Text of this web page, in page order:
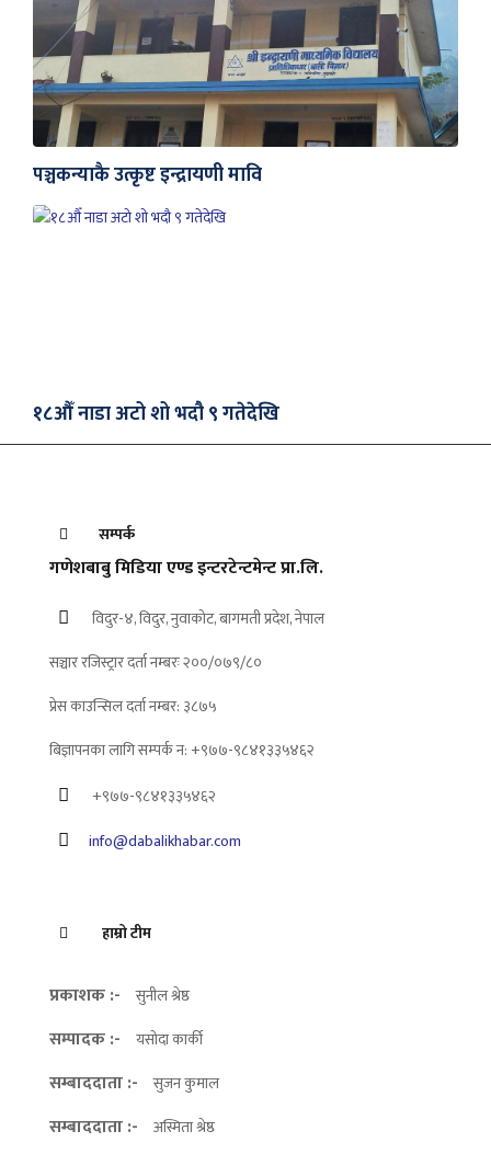
पञ्चकन्याकै उत्कृष्ट इन्द्रायणी मावि
१८औँ नाडा अटो शो भदौ ९ गतेदेखि
सम्पर्क
गणेशबाबु मिडिया एण्ड इन्टरटेन्टमेन्ट प्रा.लि.
विदुर-४, विदुर, नुवाकोट, बागमती प्रदेश, नेपाल
सञ्चार रजिस्ट्रार दर्ता नम्बरः २००/०७९/८०
प्रेस काउन्सिल दर्ता नम्बर: ३८७५
बिज्ञापनका लागि सम्पर्क न: +९७७-९८४१३३५४६२
+९७७-९८४१३३५४६२
info@dabalikhabar.com
हाम्रो टीम
प्रकाशक :- सुनील श्रेष्ठ
सम्पादक :- यसोदा कार्की
सम्बाददाता :- सुजन कुमाल
सम्बाददाता :- अस्मिता श्रेष्ठ